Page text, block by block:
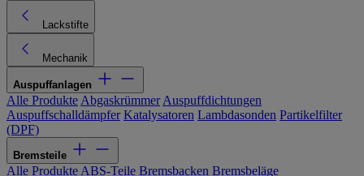
Lackstifte
Mechanik
Auspuffanlagen
Alle Produkte Abgaskrümmer Auspuffdichtungen
Auspuffschalldämpfer Katalysatoren Lambdasonden Partikelfilter
(DPF)
Bremsteile
Alle Produkte ABS-Teile Bremsbacken Bremsbeläge